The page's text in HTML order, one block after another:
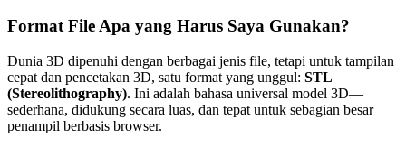
Format File Apa yang Harus Saya Gunakan?
Dunia 3D dipenuhi dengan berbagai jenis file, tetapi untuk tampilan
cepat dan pencetakan 3D, satu format yang unggul: STL
(Stereolithography). Ini adalah bahasa universal model 3D—
sederhana, didukung secara luas, dan tepat untuk sebagian besar
penampil berbasis browser.